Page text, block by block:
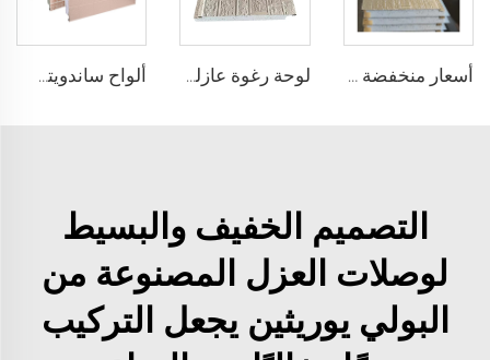
أسعار منخفضة معقولة ألواح جدران مركبة رغوة البوليستيرين EPS ألواح رغوية معدنية مركبة لمباني صناعية وتجارية لوحة رغوة عازلة للصوت مقاومة للحريق بنظام لوحات الرغوة المركبة لوحة مركبة معزولة هيكليًا ألواح ساندويتش EPS مقاومة للحريق عازلة الرغوة لوحة خشبية مزيفة للجدران الداخلية للمستودعات
التصميم الخفيف والبسيط
لوصلات العزل المصنوعة من
البولي يوريثين يجعل التركيب